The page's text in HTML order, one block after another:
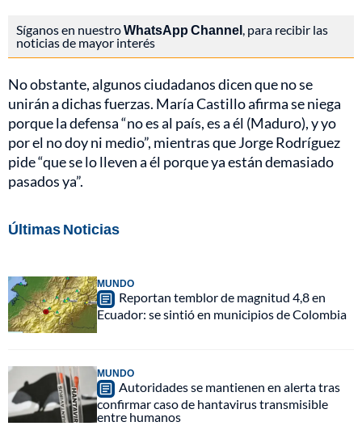
Síganos en nuestroWhatsApp Channel, para recibir las
noticias de mayor interés
No obstante, algunos ciudadanos dicen que no se
unirán a dichas fuerzas. María Castillo afirma se niega
porque la defensa “no es al país, es a él (Maduro), y yo
por el no doy ni medio”, mientras que Jorge Rodríguez
pide “que se lo lleven a él porque ya están demasiado
pasados ya”.
Últimas Noticias
MUNDO
Reportan temblor de magnitud 4,8 en
Ecuador: se sintió en municipios de Colombia
MUNDO
Autoridades se mantienen en alerta tras
confirmar caso de hantavirus transmisible
entre humanos